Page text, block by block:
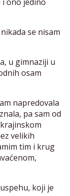
se nisam
u gimnaziji u
osam
napredovala
pa sam od
velikih
tim i krug
koji je